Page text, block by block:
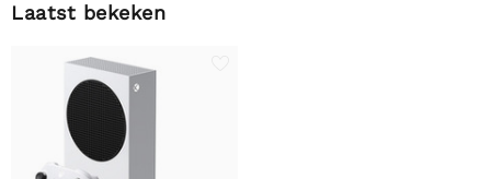
Laatst bekeken